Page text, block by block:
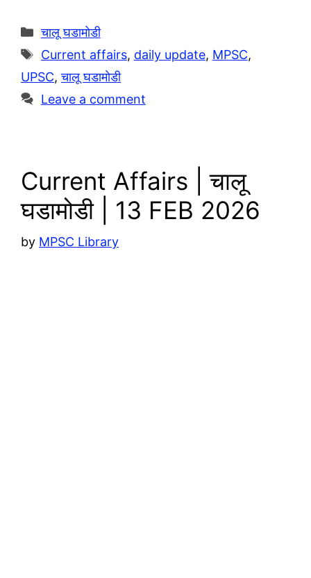
g
r
a
m
t
s
A
p
p
y
L
i
h
a
r
e
Categories
चालू घडामोडी
Tags
Current affairs, daily update, MPSC,
UPSC,चालू घडामोडी
Leave a comment
Current Affairs | चालू
घडामोडी | 13 FEB 2026
by MPSC Library